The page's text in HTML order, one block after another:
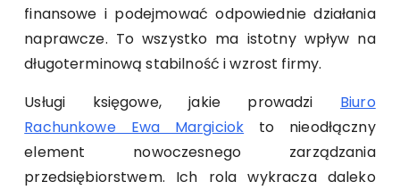
finansowe i podejmować odpowiednie działania
naprawcze. To wszystko ma istotny wpływ na
długoterminową stabilność i wzrost firmy.
Usługi księgowe, jakie prowadzi Biuro
Rachunkowe Ewa Margiciok to nieodłączny
element nowoczesnego zarządzania
przedsiębiorstwem. Ich rola wykracza daleko